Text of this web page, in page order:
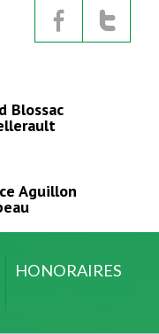
Blossac
Aguillon
HONORAIRES